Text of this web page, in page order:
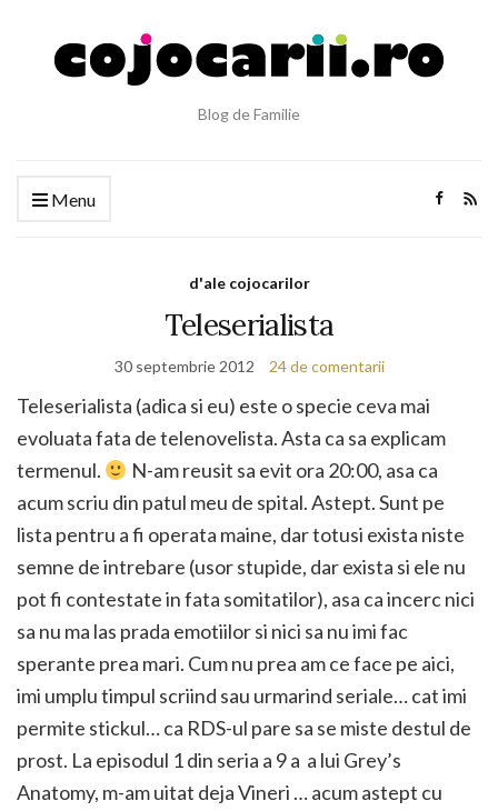
Blog de Familie
Menu
d'ale cojocarilor
Teleserialista
30 septembrie 2012 24 de comentarii
Teleserialista (adica si eu) este o specie ceva mai
evoluata fata de telenovelista. Asta ca sa explicam
termenul.
N-am reusit sa evit ora 20:00, asa ca
acum scriu din patul meu de spital. Astept. Sunt pe
lista pentru a fi operata maine, dar totusi exista niste
semne de intrebare (usor stupide, dar exista si ele nu
pot fi contestate in fata somitatilor), asa ca incerc nici
sa nu ma las prada emotiilor si nici sa nu imi fac
sperante prea mari. Cum nu prea am ce face pe aici,
imi umplu timpul scriind sau urmarind seriale… cat imi
permite stickul… ca RDS-ul pare sa se miste destul de
prost. La episodul 1 din seria a 9 a a lui Grey’s
Anatomy, m-am uitat deja Vineri … acum astept cu